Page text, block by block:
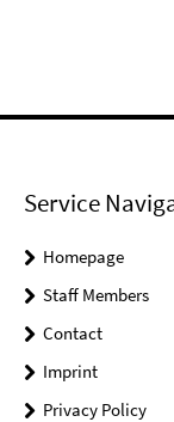
Service
Homepage
Staff Members
Contact
Imprint
Privacy Policy